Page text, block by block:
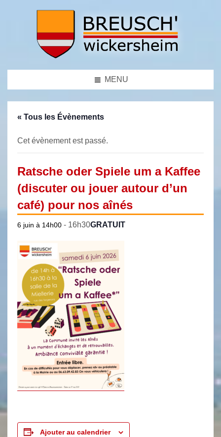
MENU
« Tous les Évènements
Cet évènement est passé.
Ratsche oder Spiele um a Kaffee
(discuter ou jouer autour d’un
café) pour nos aînés
6 juin à 14h00 - 16h30GRATUIT
Ajouter au calendrier